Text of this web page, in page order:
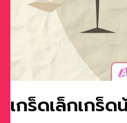
เกร็ดเล็กเกร็ด